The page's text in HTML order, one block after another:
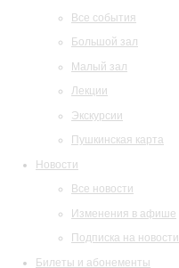
Все события
Большой зал
Малый зал
Лекции
Экскурсии
Пушкинская карта
Новости
Все новости
Изменения в афише
Подписка на новости
Билеты и абонементы